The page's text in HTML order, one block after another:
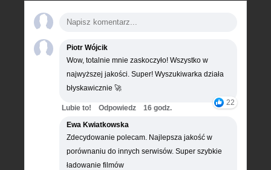
Piotr Wójcik
Wow, totalnie mnie zaskoczyło! Wszystko w
najwyższej jakości. Super! Wyszukiwarka działa
błyskawicznie 🚀
22
Lubie to! Odpowiedz
16 godz.
Ewa Kwiatkowska
Zdecydowanie polecam. Najlepsza jakość w
porównaniu do innych serwisów. Super szybkie
ładowanie filmów